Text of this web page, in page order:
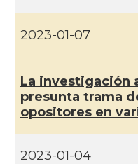
2023-01-07
La investigación
presunta trama
opositores en
2023-01-04